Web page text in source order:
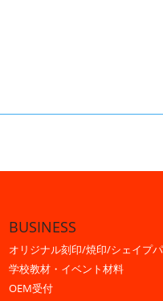
BUSINESS
オリジナル刻印/焼印/シェイプ
学校教材・イベント材料
OEM受付